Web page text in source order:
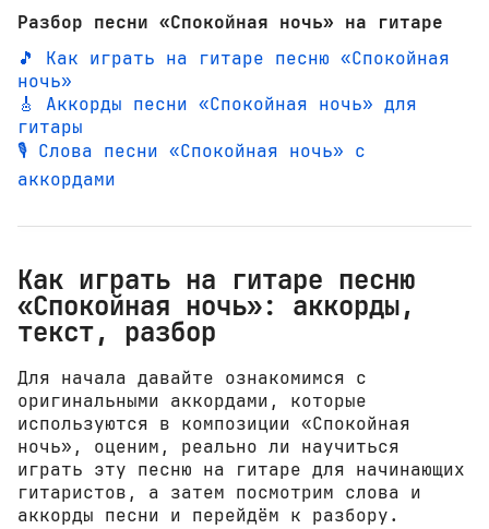
Разбор песни «Спокойная ночь» на гитаре
🎵 Как играть на гитаре песню «Спокойная
ночь»
🎸 Аккорды песни «Спокойная ночь» для
гитары
🎙️ Слова песни «Спокойная ночь» с
аккордами
Как играть на гитаре песню
«Спокойная ночь»: аккорды,
текст, разбор
Для начала давайте ознакомимся с
оригинальными аккордами, которые
используются в композиции «Спокойная
ночь», оценим, реально ли научиться
играть эту песню на гитаре для начинающих
гитаристов, а затем посмотрим слова и
аккорды песни и перейдём к разбору.